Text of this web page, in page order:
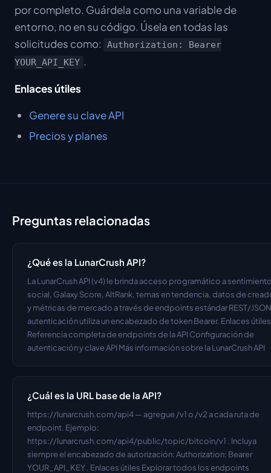
por completo. Guárdela como una variable de
entorno, no en su código. Úsela en todas las
solicitudes como:
Authorization: Bearer
YOUR_API_KEY .
Enlaces útiles
Genere su clave API
Precios y planes
Preguntas relacionadas
¿Qué es la LunarCrush API?
La LunarCrush API (v4) le brinda acceso programático a
social, Galaxy Score, AltRank, temas en tendencia, datos de
y métricas de mercado a través de endpoints estándar REST/
autenticación utiliza un encabezado de token Bearer. Enlaces útiles
Referencia completa de endpoints de la API Configuración de
autenticación y clave API Más información sobre la LunarCrush API
¿Cuál es la URL base de la API?
https://lunarcrush.com/api4 — agregue /v1 o /v2 a cada ruta de
endpoint. Ejemplo:
https://lunarcrush.com/api4/public/topic/bitcoin/v1 . Incluya
siempre el encabezado de autorización: Authorization: Bearer
YOUR_API_KEY . Enlaces útiles Explorar todos los endpoints